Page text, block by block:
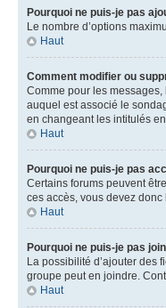
Pourquoi ne puis-je pas
Le nombre d’options
Haut
Comment modifier ou
Comme pour les
auquel est associé le
en changeant les intitulés
Haut
Pourquoi ne puis-je pas
Certains forums peuvent
ces accès, vous devez donc
Haut
Pourquoi ne puis-je pas
La possibilité d’ajouter des
groupe peut en joindre.
Haut